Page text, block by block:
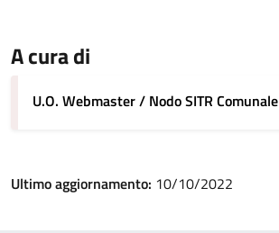
A cura di
U.O. Webmaster / Nodo SITR Comunale
Ultimo aggiornamento: 10/10/2022